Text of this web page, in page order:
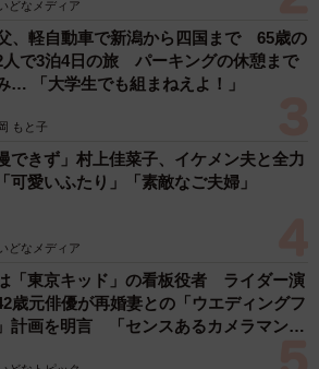
どなメディア
、軽自動車で新潟から四国まで 65歳の
人で3泊4日の旅 パーキングの休憩まで
… 「大学生でも組まねえよ！」
もと子
できず」村上佳菜子、イケメン夫と全力
可愛いふたり」「素敵なご夫婦」
どなメディア
「東京キッド」の看板役者 ライダー演
歳元俳優が再婚妻との「ウエディングフ
計画を明言 「センスあるカメラマン求